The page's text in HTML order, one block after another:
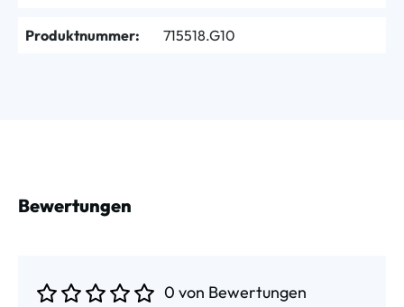
Produktnummer: 715518.G10
Bewertungen
0 von Bewertungen